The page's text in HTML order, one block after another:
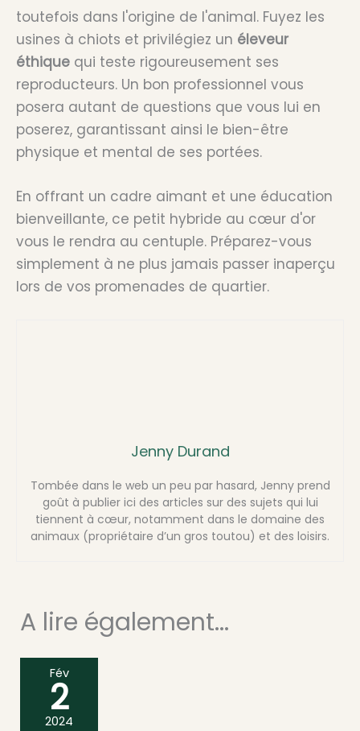
toutefois dans l'origine de l'animal. Fuyez les
usines à chiots et privilégiez un éleveur
éthique qui teste rigoureusement ses
reproducteurs. Un bon professionnel vous
posera autant de questions que vous lui en
poserez, garantissant ainsi le bien-être
physique et mental de ses portées.
En offrant un cadre aimant et une éducation
bienveillante, ce petit hybride au cœur d'or
vous le rendra au centuple. Préparez-vous
simplement à ne plus jamais passer inaperçu
lors de vos promenades de quartier.
Jenny Durand
Tombée dans le web un peu par hasard, Jenny prend
goût à publier ici des articles sur des sujets qui lui
tiennent à cœur, notamment dans le domaine des
animaux (propriétaire d’un gros toutou) et des loisirs.
A lire également...
Fév
2
2024